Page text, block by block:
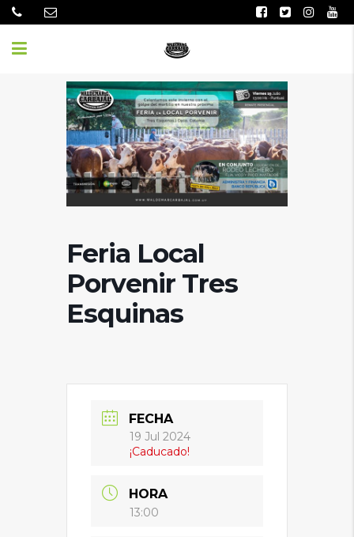
Feria Local
Porvenir Tres
Esquinas
FECHA
19 Jul 2024
¡Caducado!
HORA
13:00